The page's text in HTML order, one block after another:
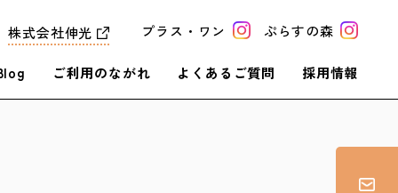
ご利用のながれ よくあるご質問 採用情報
株式会社伸光 プラス・ワン ぷらすの森